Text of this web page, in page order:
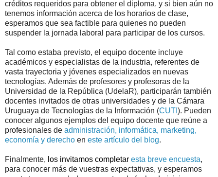
créditos requeridos para obtener el diploma, y si bien aún no
tenemos información acerca de los horarios de clase,
esperamos que sea factible para quienes no pueden
suspender la jornada laboral para participar de los cursos.
Tal como estaba previsto, el equipo docente incluye
académicos y especialistas de la industria, referentes de
vasta trayectoria y jóvenes especializados en nuevas
tecnologías. Además de profesores y profesoras de la
Universidad de la República (UdelaR), participarán también
docentes invitados de otras universidades y de la Cámara
Uruguaya de Tecnologías de la Información (CUTI ). Pueden
conocer algunos ejemplos del equipo docente que reúne a
profesionales de administración, informática, marketing,
economía y derecho en este artículo del blog.
Finalmente, los invitamos completar esta breve encuesta,
para conocer más de vuestras expectativas, y esperamos